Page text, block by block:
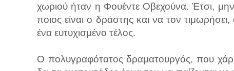
χωριού ήταν η Φουέντε Οβεχούνα. Έτσι,
ποιος είναι ο δράστης και να τον
ένα ευτυχισμένο τέλος.
Ο πολυγραφότατος δραματουργός, που